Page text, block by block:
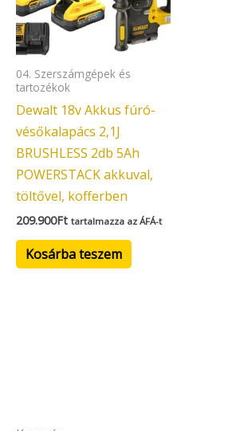
04. Szerszámgépek és
tartozékok
Dewalt 18v Akkus fúró-
vésőkalapács 2,1J
BRUSHLESS 2db 5Ah
POWERSTACK akkuval,
töltővel, kofferben
209.900Ft tartalmazza az ÁFÁ-t
Kosárba teszem